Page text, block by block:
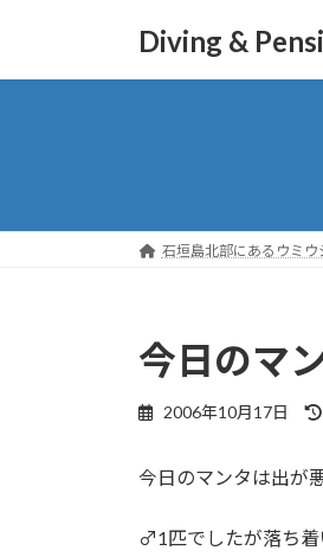
Diving &
石垣島北部にあるウミ
今日のマ
2006年10月17日
今日のマンタは出が
♂1匹でしたが落ち着